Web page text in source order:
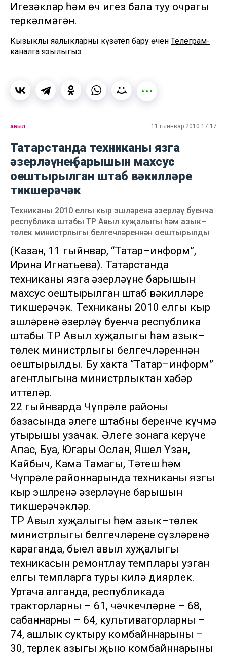
Игезәкләр һәм өч игез бала туу очрагы
теркәлмәгән.
Кызыклы яңалыкларны күзәтеп бару өчен Телеграм-
каналга язылыгыз
авыл 11 гыйнвар 2010 17:17
Татарстанда техниканы язга
әзерләүнең барышын махсус
оештырылган штаб вәкилләре
тикшерәчәк
Техниканы 2010 елгы кыр эшләренә әзерләү буенча
республика штабы ТР Авыл хуҗалыгы һәм азык–
төлек министрлыгы белгечләреннән оештырылды
(Казан, 11 гыйнвар, “Татар–информ”,
Ирина Игнатьева). Татарстанда
техниканы язга әзерләүнең барышын
махсус оештырылган штаб вәкилләре
тикшерәчәк. Техниканы 2010 елгы кыр
эшләренә әзерләү буенча республика
штабы ТР Авыл хуҗалыгы һәм азык–
төлек министрлыгы белгечләреннән
оештырылды. Бу хакта “Татар–информ”
агентлыгына министрлыктан хәбәр
иттеләр.
22 гыйнварда Чүпрәле районы
базасында әлеге штабның беренче күчмә
утырышы узачак. Әлеге зонага керүче
Апас, Буа, Югары Ослан, Яшел Үзән,
Кайбыч, Кама Тамагы, Тәтеш һәм
Чүпрәле районнарында техниканы язгы
кыр эшлренә әзерләүнең барышын
тикшерәчәкләр.
ТР Авыл хуҗалыгы һәм азык–төлек
министрлыгы белгечләренең сүзләренә
караганда, быел авыл хуҗалыгы
техникасын ремонтлау темплары узган
елгы темпларга туры килә диярлек.
Уртача алганда, республикада
тракторларның – 61, чәчкечләрнең – 68,
сабаннарның – 64, культиваторларның –
74, ашлык суктыру комбайннарының –
30, терлек азыгы җыю комбайннарының